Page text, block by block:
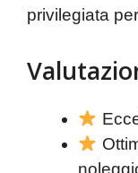
privilegiata